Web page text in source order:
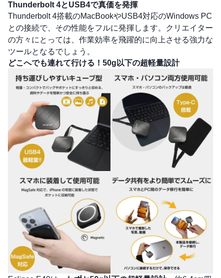
Thunderbolt 4とUSB4で真価を発揮
Thunderbolt 4搭載のMacBookやUSB4対応のWindows PC
との接続で、その性能をフルに発揮します。クリエイター
の方々にとっては、作業効率を飛躍的に向上させる強力な
ツールとなるでしょう。
どこへでも連れて行ける！50g以下の超軽量設計